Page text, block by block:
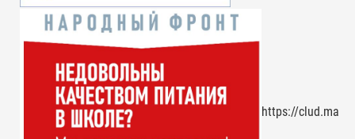
https://